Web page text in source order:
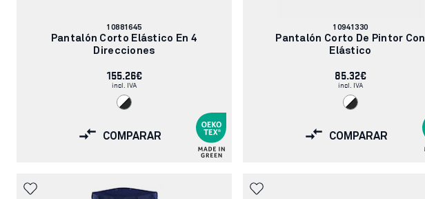
Número
artículo:
10881645
Pantalón Corto Elástico En 4
Direcciones
155.26€
incl. IVA
COMPARAR
Número
artículo:
10941330
Pantalón Corto De Pintor Con
Elástico
85.32€
incl. IVA
COMPARAR